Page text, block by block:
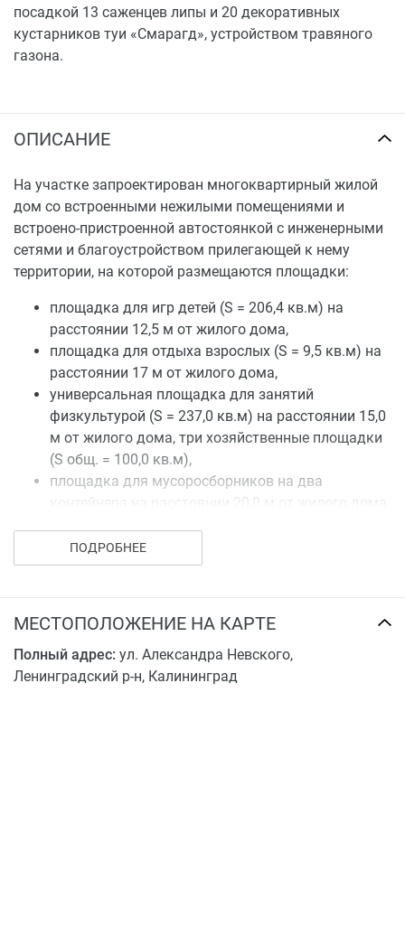
посадкой 13 саженцев липы и 20 декоративных
кустарников туи «Смарагд», устройством травяного
газона.
ОПИСАНИЕ
На участке запроектирован многоквартирный жилой
дом со встроенными нежилыми помещениями и
встроено-пристроенной автостоянкой с инженерными
сетями и благоустройством прилегающей к нему
территории, на которой размещаются площадки:
площадка для игр детей (S = 206,4 кв.м) на
расстоянии 12,5 м от жилого дома,
площадка для отдыха взрослых (S = 9,5 кв.м) на
расстоянии 17 м от жилого дома,
универсальная площадка для занятий
физкультурой (S = 237,0 кв.м) на расстоянии 15,0
м от жилого дома, три хозяйственные площадки
(S общ. = 100,0 кв.м),
площадка для мусоросборников на два
контейнера на расстоянии 20,0 м от жилого дома,
машиноместа на расстоянии 15,0 – 20,0 м от
жилого дома,
Все площадки оборудуются малыми архитектурными
формами.
ПОДРОБНЕЕ
МЕСТОПОЛОЖЕНИЕ НА КАРТЕ
Полный адрес: ул. Александра Невского,
Ленинградский р-н, Калининград